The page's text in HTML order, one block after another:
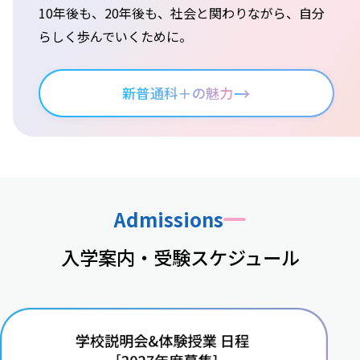
10年後も、20年後も、社会と関わりながら、自分
らしく歩んでいくために。
新普通科＋の魅力→
Admissions
入学案内・受験スケジュール